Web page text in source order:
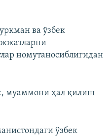
ва ўзбек
номутаносиблигидан
муаммони ҳал қилиш
ўзбек